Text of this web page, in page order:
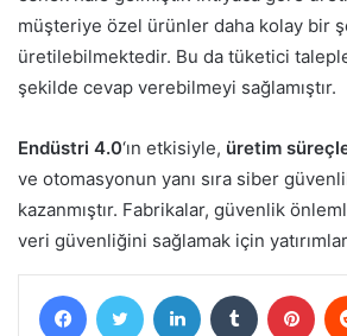
müşteriye özel ürünler daha kolay bir
üretilebilmektedir. Bu da tüketici
şekilde cevap verebilmeyi sağlamıştır.
Endüstri 4.0‘ın etkisiyle, üretim
ve otomasyonun yanı sıra siber
kazanmıştır. Fabrikalar, güvenlik
veri güvenliğini sağlamak için yatırımlar
FacebookTwitter LinkedIn Tumblr